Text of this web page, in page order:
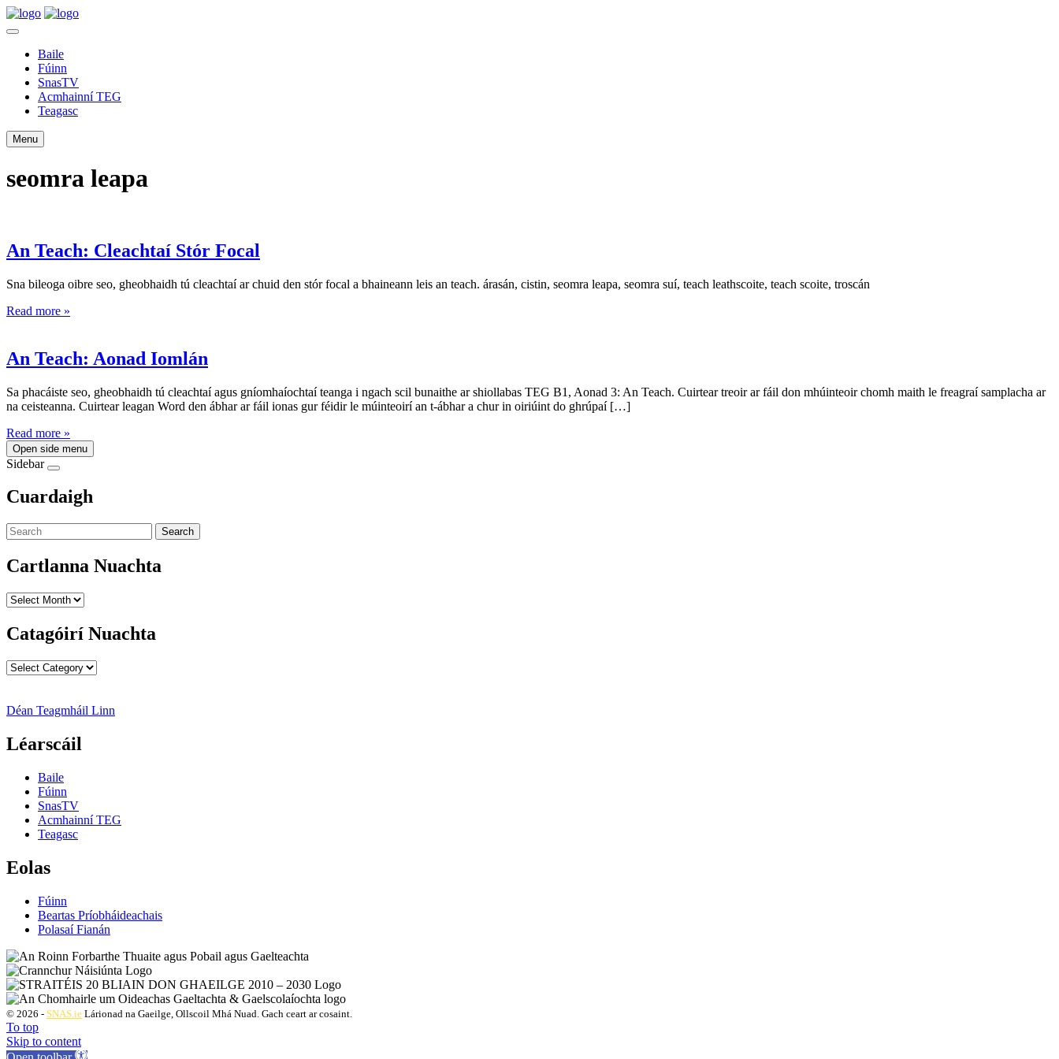
Baile
Fúinn
SnasTV
Acmhainní TEG
Teagasc
Menu
seomra leapa
An Teach: Cleachtaí Stór Focal
Sna bileoga oibre seo, gheobhaidh tú cleachtaí ar chuid den stór focal a bhaineann leis an teach. árasán, cistin, seomra leapa, seomra suí, teach leathscoite, teach scoite, troscán
Read more »
An Teach: Aonad Iomlán
Sa phacáiste seo, gheobhaidh tú cleachtaí agus gníomhaíochtaí teanga i ngach scil bunaithe ar shiollabas TEG B1, Aonad 3: An Teach. Cuirtear treoir ar fáil don mhúinteoir chomh maith le freagraí samplacha ar
na ceisteanna. Cuirtear leagan Word den ábhar ar fáil ionas gur féidir le múinteoirí an t-ábhar a chur in oiriúint do ghrúpaí […]
Read more »
Open side menu
Sidebar
Cuardaigh
Search
Cartlanna Nuachta
Cartlanna
Catagóirí Nuachta
Catagóirí
Déan Teagmháil Linn
Léarscáil
Baile
Fúinn
SnasTV
Acmhainní TEG
Teagasc
Eolas
Fúinn
Beartas Príobháideachais
Polasaí Fianán
© 2026 - SNAS.ie Lárionad na Gaeilge, Ollscoil Mhá Nuad. Gach ceart ar cosaint.
To top
Skip to content